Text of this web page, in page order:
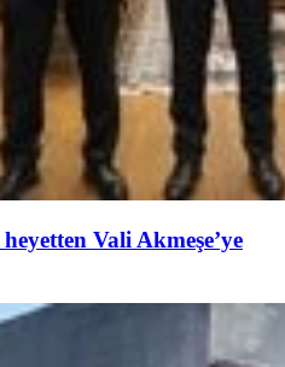
Vali Akmeşe’ye